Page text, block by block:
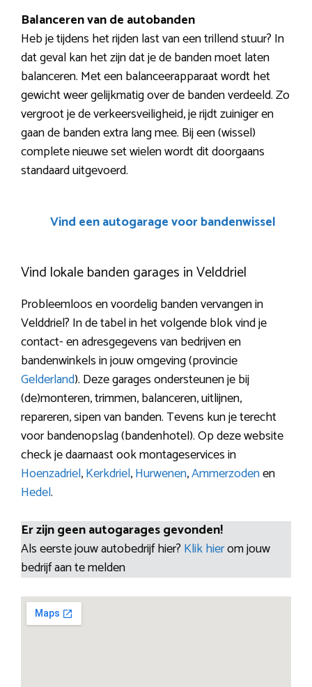
Balanceren van de autobanden
Heb je tijdens het rijden last van een trillend stuur? In
dat geval kan het zijn dat je de banden moet laten
balanceren. Met een balanceerapparaat wordt het
gewicht weer gelijkmatig over de banden verdeeld. Zo
vergroot je de verkeersveiligheid, je rijdt zuiniger en
gaan de banden extra lang mee. Bij een (wissel)
complete nieuwe set wielen wordt dit doorgaans
standaard uitgevoerd.
Vind een autogarage voor bandenwissel
Vind lokale banden garages in Velddriel
Probleemloos en voordelig banden vervangen in
Velddriel? In de tabel in het volgende blok vind je
contact- en adresgegevens van bedrijven en
bandenwinkels in jouw omgeving (provincie
Gelderland). Deze garages ondersteunen je bij
(de)monteren, trimmen, balanceren, uitlijnen,
repareren, sipen van banden. Tevens kun je terecht
voor bandenopslag (bandenhotel). Op deze website
check je daarnaast ook montageservices in
Hoenzadriel,Kerkdriel,Hurwenen,Ammerzodenen
Hedel.
Er zijn geen autogarages gevonden!
Als eerste jouw autobedrijf hier? Klik hierom jouw
bedrijf aan te melden